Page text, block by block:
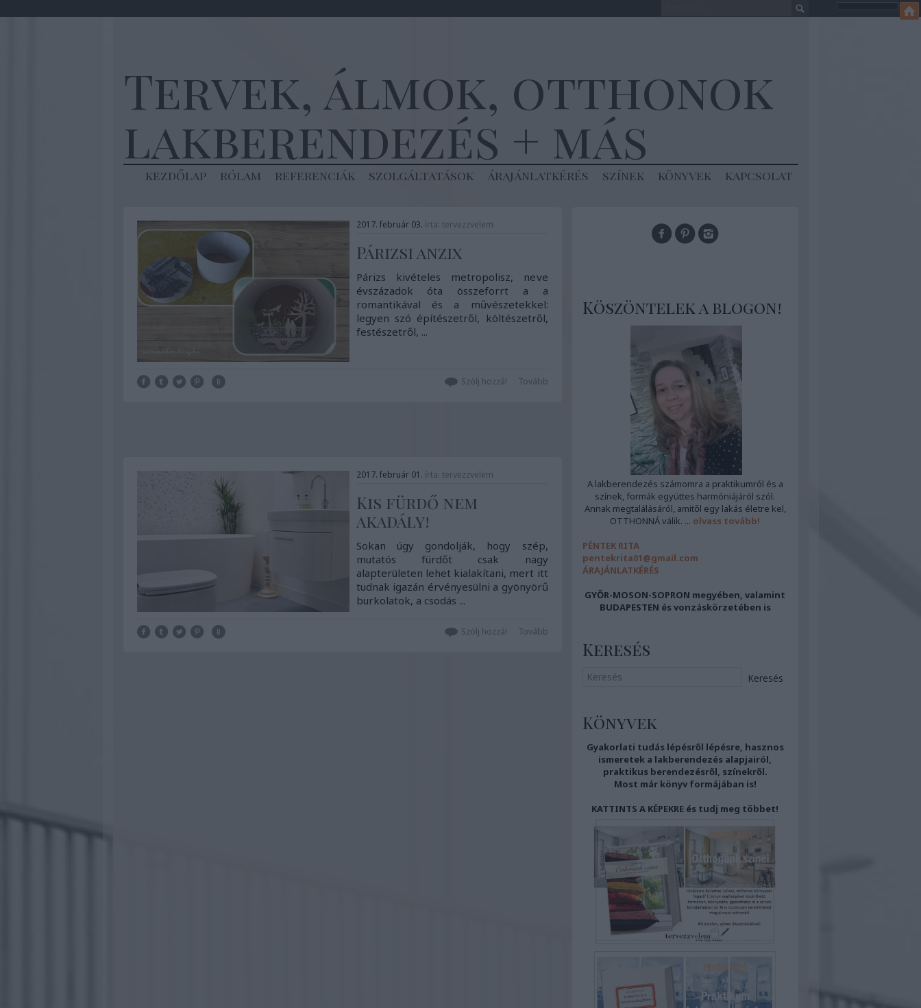
Tervek, álmok, otthonok
lakberendezés + más
kezdőlap rólam referenciák szolgáltatások árajánlatkérés színek könyvek kapcsolat
2017. február 03. írta: tervezzvelem
Párizsi anzix
Párizs kivételes metropolisz, neve
évszázadok óta összeforrt a a
romantikával és a művészetekkel:
legyen szó építészetről, költészetről,
festészetről, ...
Tovább
Szólj hozzá!
2017. február 01. írta: tervezzvelem
Kis fürdő nem
akadály!
Sokan úgy gondolják, hogy szép,
mutatós fürdőt csak nagy
alapterületen lehet kialakítani, mert itt
tudnak igazán érvényesülni a gyönyörű
burkolatok, a csodás ...
Tovább
Szólj hozzá!
Köszöntelek a blogon!
A lakberendezés számomra a praktikumról és a
színek, formák együttes harmóniájáról szól.
Annak megtalálásáról, amitől egy lakás életre kel,
OTTHONNÁ válik. ... olvass tovább!
PÉNTEK RITA
pentekrita01@gmail.com
ÁRAJÁNLATKÉRÉS
GYŐR-MOSON-SOPRON megyében, valamint
BUDAPESTEN és vonzáskörzetében is
Keresés
Könyvek
Gyakorlati tudás lépésről lépésre, hasznos
ismeretek a lakberendezés alapjairól,
praktikus berendezésről, színekről.
Most már könyv formájában is!
KATTINTS A KÉPEKRE és tudj meg többet!